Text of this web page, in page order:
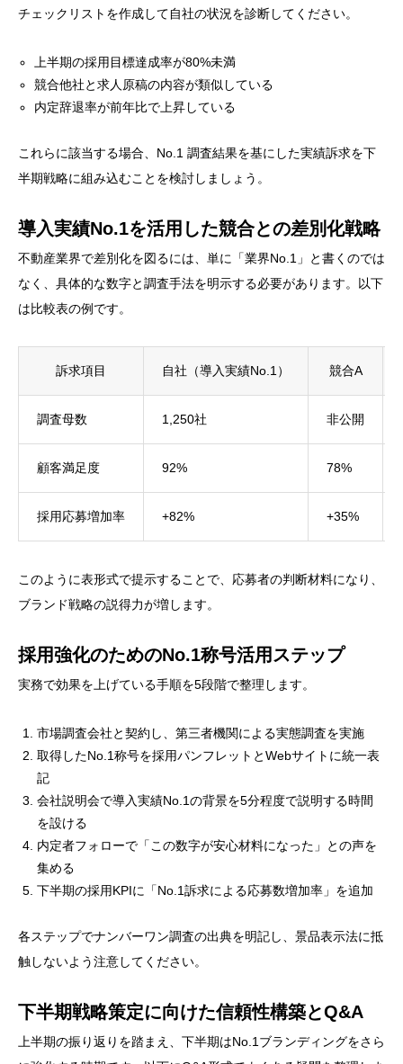
チェックリストを作成して自社の状況を診断してください。
上半期の採用目標達成率が80%未満
競合他社と求人原稿の内容が類似している
内定辞退率が前年比で上昇している
これらに該当する場合、No.1 調査結果を基にした実績訴求を下
半期戦略に組み込むことを検討しましょう。
導入実績No.1を活用した競合との差別化戦略
不動産業界で差別化を図るには、単に「業界No.1」と書くのでは
なく、具体的な数字と調査手法を明示する必要があります。以下
は比較表の例です。
訴求項目 自社（導入実績No.1） 競合A
調査母数 1,250社 非公開
顧客満足度 92% 78%
採用応募増加率 +82% +35%
このように表形式で提示することで、応募者の判断材料になり、
ブランド戦略の説得力が増します。
採用強化のためのNo.1称号活用ステップ
実務で効果を上げている手順を5段階で整理します。
市場調査会社と契約し、第三者機関による実態調査を実施
取得したNo.1称号を採用パンフレットとWebサイトに統一表
記
会社説明会で導入実績No.1の背景を5分程度で説明する時間
を設ける
内定者フォローで「この数字が安心材料になった」との声を
集める
下半期の採用KPIに「No.1訴求による応募数増加率」を追加
各ステップでナンバーワン調査の出典を明記し、景品表示法に抵
触しないよう注意してください。
下半期戦略策定に向けた信頼性構築とQ&A
上半期の振り返りを踏まえ、下半期はNo.1ブランディングをさら